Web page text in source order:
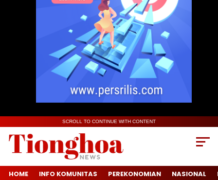
SCROLL TO CONTINUE WITH CONTENT
HOME INFO KOMUNITAS PEREKONOMIAN NASIONAL